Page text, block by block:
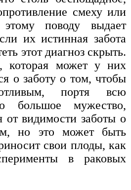
смеху или
поводу выдает
их истинная забота
этот диагноз скрыть.
которая может у них
о заботу о том, чтобы
портя всю
большое мужество,
от видимости заботы о
но это может быть
свои плоды, как
в раковых